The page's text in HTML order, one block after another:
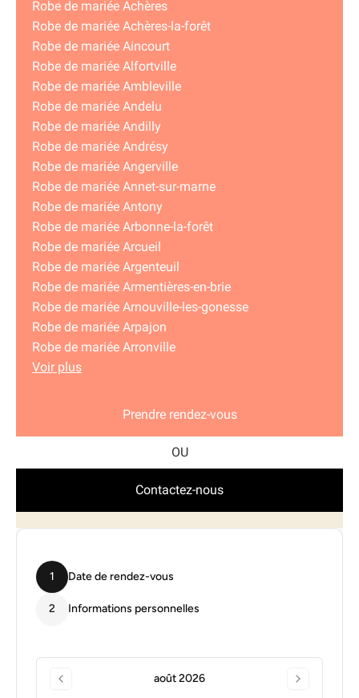
Robe de mariée Achères
Robe de mariée Achères-la-forêt
Robe de mariée Aincourt
Robe de mariée Alfortville
Robe de mariée Ambleville
Robe de mariée Andelu
Robe de mariée Andilly
Robe de mariée Andrésy
Robe de mariée Angerville
Robe de mariée Annet-sur-marne
Robe de mariée Antony
Robe de mariée Arbonne-la-forêt
Robe de mariée Arcueil
Robe de mariée Argenteuil
Robe de mariée Armentières-en-brie
Robe de mariée Arnouville-les-gonesse
Robe de mariée Arpajon
Robe de mariée Arronville
Voir plus
Prendre rendez-vous
Contactez-nous